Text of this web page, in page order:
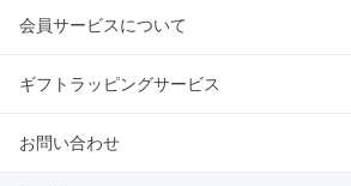
会員サービスについて
ギフトラッピングサービス
お問い合わせ